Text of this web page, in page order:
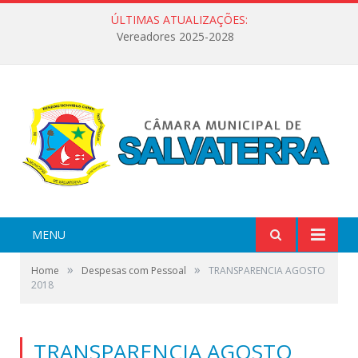
ÚLTIMAS ATUALIZAÇÕES:
Vereadores 2025-2028
MENU
Home » Despesas com Pessoal »
TRANSPARENCIA AGOSTO
2018
TRANSPARENCIA AGOSTO